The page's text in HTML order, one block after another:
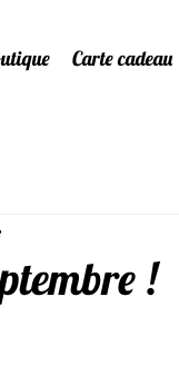
Carte cadeau
!